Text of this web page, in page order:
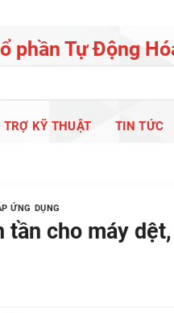
phần Tự Động
TRỢ KỸ THUẬT TIN TỨC
ỨNG DỤNG
tần cho máy